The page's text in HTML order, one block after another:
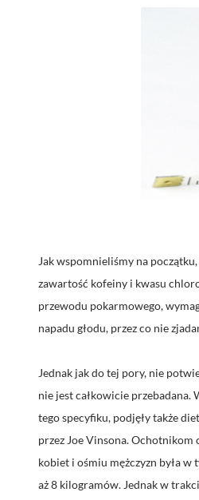
Jak wspomnieliśmy na
zawartość kofeiny i kwasu
przewodu pokarmowego,
napadu głodu, przez co nie
Jednak jak do tej pory, nie
nie jest całkowicie przebadana.
tego specyfiku, podjęły także
przez Joe Vinsona.
kobiet i ośmiu mężczyzn była w
aż 8 kilogramów. Jednak w